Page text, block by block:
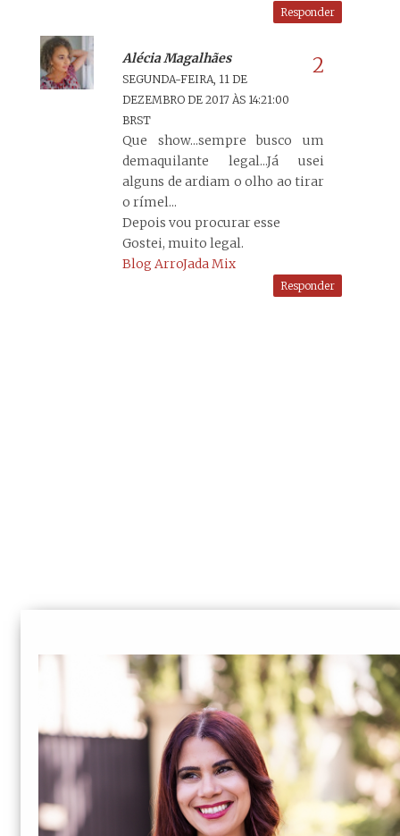
Responder
Alécia Magalhães
SEGUNDA-FEIRA, 11 DE
DEZEMBRO DE 2017 ÀS 14:21:00
BRST
Que show...sempre busco um
demaquilante legal...Já usei
alguns de ardiam o olho ao tirar
o rímel...
Depois vou procurar esse
Gostei, muito legal.
Blog ArroJada Mix
Responder